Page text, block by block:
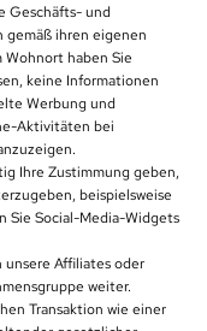
Geschäfts- und
gemäß ihren eigenen
haben Sie
keine Informationen
Werbung und
Aktivitäten bei
Ihre Zustimmung geben,
beispielsweise
Sie Social-Media-Widgets
Affiliates oder
weiter.
Transaktion wie einer